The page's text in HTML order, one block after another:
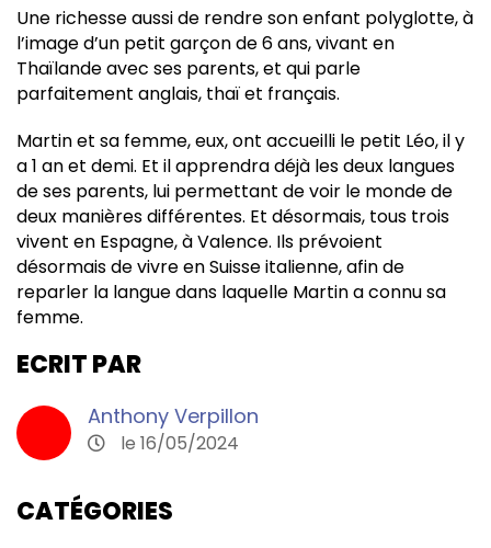
Une richesse aussi de rendre son enfant polyglotte, à
l’image d’un petit garçon de 6 ans, vivant en
Thaïlande avec ses parents, et qui parle
parfaitement anglais, thaï et français.
Martin et sa femme, eux, ont accueilli le petit Léo, il y
a 1 an et demi. Et il apprendra déjà les deux langues
de ses parents, lui permettant de voir le monde de
deux manières différentes. Et désormais, tous trois
vivent en Espagne, à Valence. Ils prévoient
désormais de vivre en Suisse italienne, afin de
reparler la langue dans laquelle Martin a connu sa
femme.
ECRIT PAR
Anthony Verpillon
le 16/05/2024
CATÉGORIES